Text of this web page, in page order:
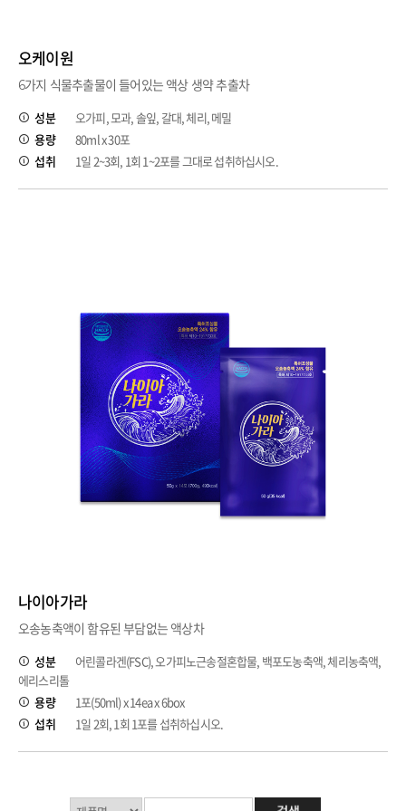
오케이원
6가지 식물추출물이 들어있는 액상 생약 추출차
성분
오가피, 모과, 솔잎, 갈대, 체리, 메밀
용량
80ml x 30포
섭취
1일 2~3회, 1회 1~2포를 그대로 섭취하십시오.
나이아가라
오송농축액이 함유된 부담없는 액상차
성분
어린콜라겐(FSC), 오가피노근송절혼합물, 백포도농축액, 체리농축액,
에리스리톨
용량
1포(50ml) x 14ea x 6box
섭취
1일 2회, 1회 1포를 섭취하십시오.